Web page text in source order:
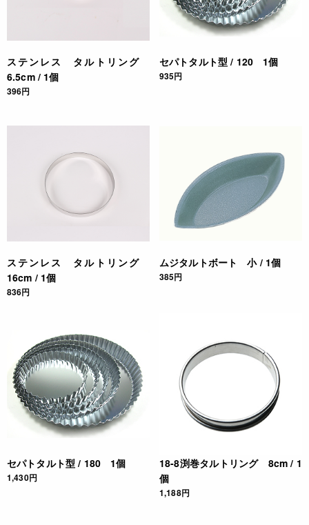
ステンレス タルトリング
6.5cm / 1個
396円
セパトタルト型 / 120 1個
935円
ステンレス タルトリング
16cm / 1個
836円
ムジタルトボート 小 / 1個
385円
セパトタルト型 / 180 1個
1,430円
18-8渕巻タルトリング 8cm / 1
個
1,188円